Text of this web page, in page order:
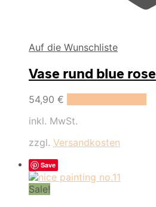
Auf die Wunschliste
Vase rund blue rose
54,90 €
inkl. MwSt.
zzgl. Versandkosten
Save
Sale!